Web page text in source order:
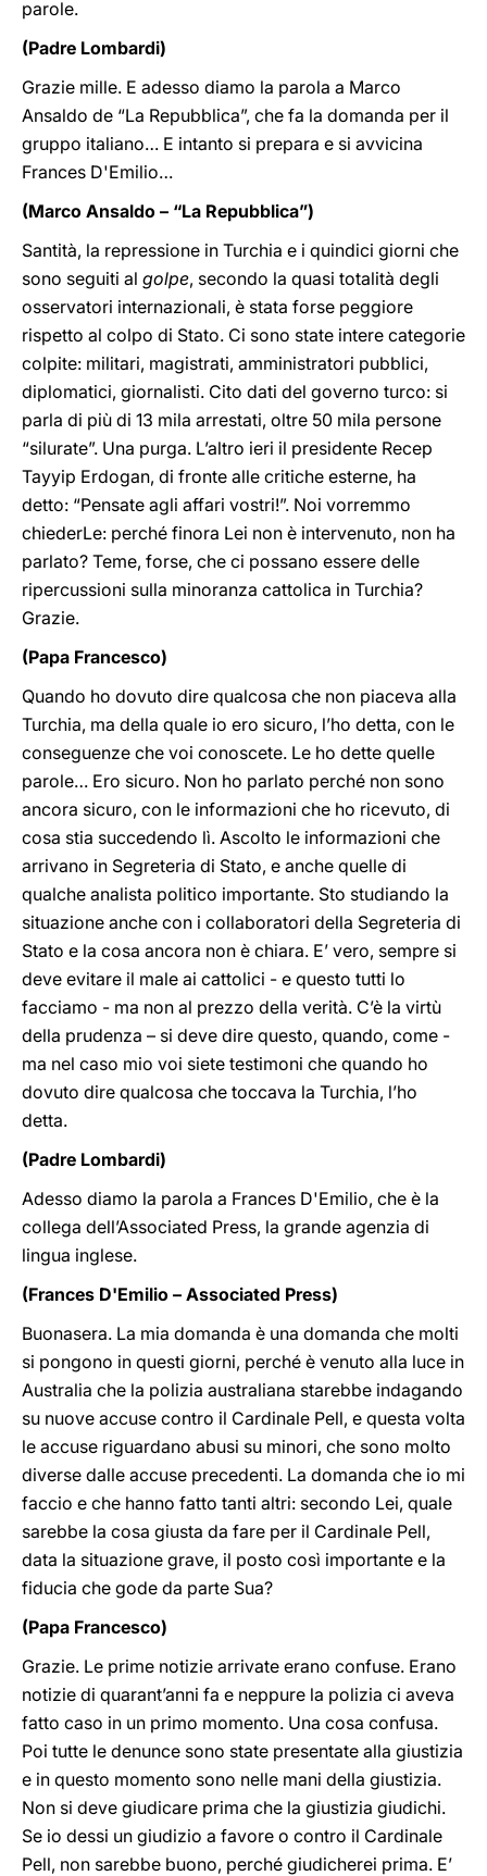
parole.
(Padre Lombardi)
Grazie mille. E adesso diamo la parola a Marco
Ansaldo de “La Repubblica”, che fa la domanda per il
gruppo italiano… E intanto si prepara e si avvicina
Frances D'Emilio…
(Marco Ansaldo – “La Repubblica”)
Santità, la repressione in Turchia e i quindici giorni che
sono seguiti al golpe, secondo la quasi totalità degli
osservatori internazionali, è stata forse peggiore
rispetto al colpo di Stato. Ci sono state intere categorie
colpite: militari, magistrati, amministratori pubblici,
diplomatici, giornalisti. Cito dati del governo turco: si
parla di più di 13 mila arrestati, oltre 50 mila persone
“silurate”. Una purga. L’altro ieri il presidente Recep
Tayyip Erdogan, di fronte alle critiche esterne, ha
detto: “Pensate agli affari vostri!”. Noi vorremmo
chiederLe: perché finora Lei non è intervenuto, non ha
parlato? Teme, forse, che ci possano essere delle
ripercussioni sulla minoranza cattolica in Turchia?
Grazie.
(Papa Francesco)
Quando ho dovuto dire qualcosa che non piaceva alla
Turchia, ma della quale io ero sicuro, l’ho detta, con le
conseguenze che voi conoscete. Le ho dette quelle
parole… Ero sicuro. Non ho parlato perché non sono
ancora sicuro, con le informazioni che ho ricevuto, di
cosa stia succedendo lì. Ascolto le informazioni che
arrivano in Segreteria di Stato, e anche quelle di
qualche analista politico importante. Sto studiando la
situazione anche con i collaboratori della Segreteria di
Stato e la cosa ancora non è chiara. E’ vero, sempre si
deve evitare il male ai cattolici - e questo tutti lo
facciamo - ma non al prezzo della verità. C’è la virtù
della prudenza – si deve dire questo, quando, come -
ma nel caso mio voi siete testimoni che quando ho
dovuto dire qualcosa che toccava la Turchia, l’ho
detta.
(Padre Lombardi)
Adesso diamo la parola a Frances D'Emilio, che è la
collega dell’Associated Press, la grande agenzia di
lingua inglese.
(Frances D'Emilio – Associated Press)
Buonasera. La mia domanda è una domanda che molti
si pongono in questi giorni, perché è venuto alla luce in
Australia che la polizia australiana starebbe indagando
su nuove accuse contro il Cardinale Pell, e questa volta
le accuse riguardano abusi su minori, che sono molto
diverse dalle accuse precedenti. La domanda che io mi
faccio e che hanno fatto tanti altri: secondo Lei, quale
sarebbe la cosa giusta da fare per il Cardinale Pell,
data la situazione grave, il posto così importante e la
fiducia che gode da parte Sua?
(Papa Francesco)
Grazie. Le prime notizie arrivate erano confuse. Erano
notizie di quarant’anni fa e neppure la polizia ci aveva
fatto caso in un primo momento. Una cosa confusa.
Poi tutte le denunce sono state presentate alla giustizia
e in questo momento sono nelle mani della giustizia.
Non si deve giudicare prima che la giustizia giudichi.
Se io dessi un giudizio a favore o contro il Cardinale
Pell, non sarebbe buono, perché giudicherei prima. E’